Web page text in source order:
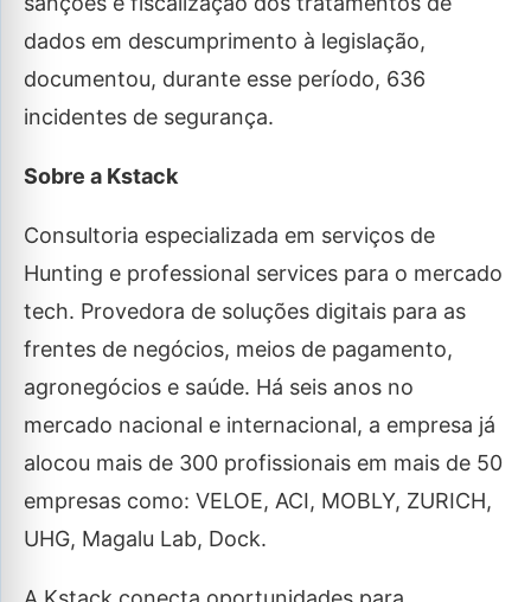
dados em descumprimento à legislação,
documentou, durante esse período, 636
incidentes de segurança.
Sobre a Kstack
Consultoria especializada em serviços de
Hunting e professional services para o mercado
tech. Provedora de soluções digitais para as
frentes de negócios, meios de pagamento,
agronegócios e saúde. Há seis anos no
mercado nacional e internacional, a empresa já
alocou mais de 300 profissionais em mais de 50
empresas como: VELOE, ACI, MOBLY, ZURICH,
UHG, Magalu Lab, Dock.